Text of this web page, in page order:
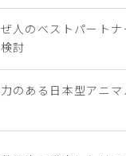
人のベストパート
討
のある日本型アニ